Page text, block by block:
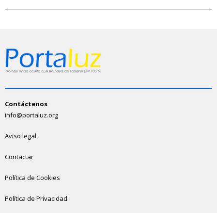
Contáctenos
info@portaluz.org
Aviso legal
Contactar
Política de Cookies
Política de Privacidad